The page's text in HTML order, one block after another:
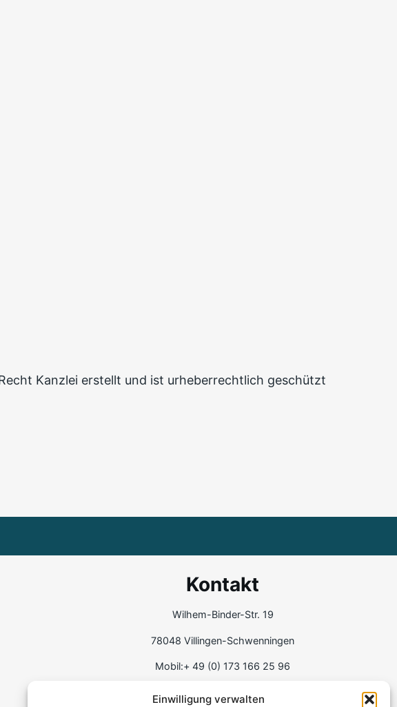
Einwilligung verwalten
Kanzlei erstellt und ist urheberrechtlich geschützt
Kontakt
Wilhem-Binder-Str. 19
78048 Villingen-Schwenningen
Mobil:+ 49 (0) 173 166 25 96